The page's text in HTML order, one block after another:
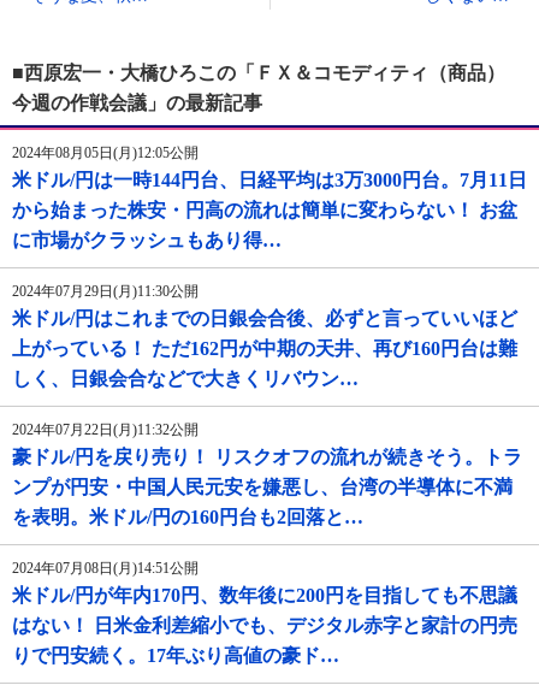
■西原宏一・大橋ひろこの「ＦＸ＆コモディティ（商品）
今週の作戦会議」の最新記事
2024年08月05日(月)12:05公開
米ドル/円は一時144円台、日経平均は3万3000円台。7月11日
から始まった株安・円高の流れは簡単に変わらない！ お盆
に市場がクラッシュもあり得…
2024年07月29日(月)11:30公開
米ドル/円はこれまでの日銀会合後、必ずと言っていいほど
上がっている！ ただ162円が中期の天井、再び160円台は難
しく、日銀会合などで大きくリバウン…
2024年07月22日(月)11:32公開
豪ドル/円を戻り売り！ リスクオフの流れが続きそう。トラ
ンプが円安・中国人民元安を嫌悪し、台湾の半導体に不満
を表明。米ドル/円の160円台も2回落と…
2024年07月08日(月)14:51公開
米ドル/円が年内170円、数年後に200円を目指しても不思議
はない！ 日米金利差縮小でも、デジタル赤字と家計の円売
りで円安続く。17年ぶり高値の豪ド…